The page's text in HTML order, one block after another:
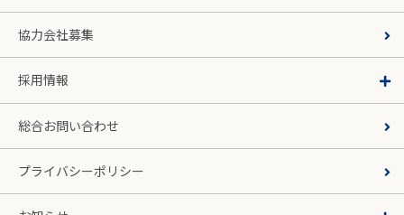
協力会社募集
採用情報
総合お問い合わせ
プライバシーポリシー